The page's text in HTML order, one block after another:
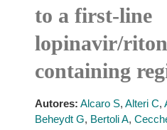
to a first-line
lopinavir/
containing
Autores: Alcaro S, Alteri C,
Beheydt G, Bertoli A,